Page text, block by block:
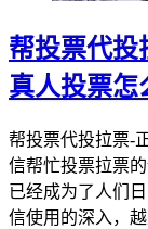
帮投票代投
真人投票怎
帮投票代投拉票-
信帮忙投票拉票
已经成为了人们
信使用的深入，